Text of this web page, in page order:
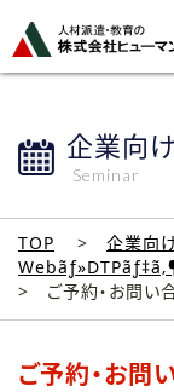
企業向
Seminar
TOP
企業向
ご予約・お問い
ご予約・お問
ジ
ト